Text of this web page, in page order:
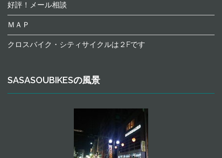
好評！メール相談
ＭＡＰ
クロスバイク・シティサイクルは２Fです
SASASOUBIKESの風景